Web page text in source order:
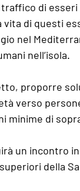
di
di questi
nel
nell’isola.
proporre
verso
minime di
un incontro
della